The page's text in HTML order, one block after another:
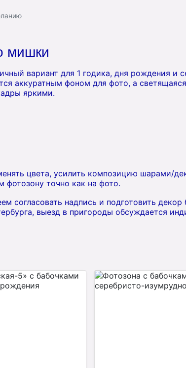
мишки
вариант для 1 годика, дня рождения и
аккуратным фоном для фото, а
яркими.
цвета, усилить композицию шарами/
фотозону точно как на фото.
согласовать надпись и подготовить декор
выезд в пригороды обсуждается